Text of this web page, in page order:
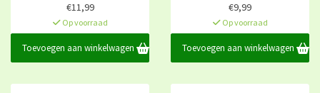
€11,99
Op voorraad
Toevoegen aan winkelwagen
€9,99
Op voorraad
Toevoegen aan winkelwagen